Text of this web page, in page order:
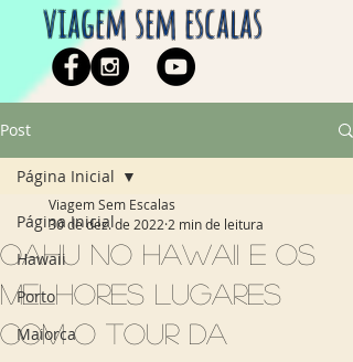
viagem sem escalas
Post
Página Inicial
Hawaii
Porto
Maiorca
Página Inicial
Oahu no Hawaii e os
melhores lugares
com o tour da
Viagem Sem Escalas
30 de dez. de 2022 2 min de leitura